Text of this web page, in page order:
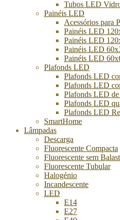
Tubos LED
Painéis LED
Acessórios para
Painéis LED
Painéis LED
Painéis LED
Painéis LED
Plafonds LED
Plafonds LED
Plafonds LED
Plafonds LED de
Plafonds LED
Plafonds LED
SmartHome
Lâmpadas
Descarga
Fluorescente Compacta
Fluorescente sem
Fluorescente Tubular
Halogénio
Incandescente
LED
E14
E27